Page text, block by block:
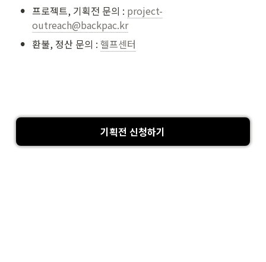
• 프로젝트, 기획전 문의 : project-
outreach@backpac.kr
• 환불, 정산 문의 : 헬프센터
기획전 신청하기